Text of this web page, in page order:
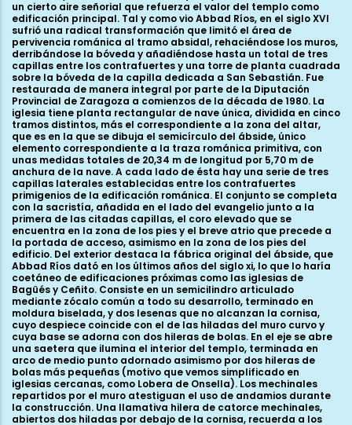
un cierto aire señorial que refuerza el valor del templo como
edificación principal. Tal y como vio Abbad Ríos, en el siglo XVI
sufrió una radical transformación que limitó el área de
pervivencia románica al tramo absidal, rehaciéndose los muros,
derribándose la bóveda y añadiéndose hasta un total de tres
capillas entre los contrafuertes y una torre de planta cuadrada
sobre la bóveda de la capilla dedicada a San Sebastián. Fue
restaurada de manera integral por parte de la Diputación
Provincial de Zaragoza a comienzos de la década de 1980. La
iglesia tiene planta rectangular de nave única, dividida en cinco
tramos distintos, más el correspondiente a la zona del altar,
que es en la que se dibuja el semicírculo del ábside, único
elemento correspondiente a la traza románica primitiva, con
unas medidas totales de 20,34 m de longitud por 5,70 m de
anchura de la nave. A cada lado de ésta hay una serie de tres
capillas laterales establecidas entre los contrafuertes
primigenios de la edificación románica. El conjunto se completa
con la sacristía, añadida en el lado del evangelio junto a la
primera de las citadas capillas, el coro elevado que se
encuentra en la zona de los pies y el breve atrio que precede a
la portada de acceso, asimismo en la zona de los pies del
edificio. Del exterior destaca la fábrica original del ábside, que
Abbad Ríos dató en los últimos años del siglo xi, lo que lo haría
coetáneo de edificaciones próximas como las iglesias de
Bagüés y Ceñito. Consiste en un semicilindro articulado
mediante zócalo común a todo su desarrollo, terminado en
moldura biselada, y dos lesenas que no alcanzan la cornisa,
cuyo despiece coincide con el de las hiladas del muro curvo y
cuya base se adorna con dos hileras de bolas. En el eje se abre
una saetera que ilumina el interior del templo, terminada en
arco de medio punto adornado asimismo por dos hileras de
bolas más pequeñas (motivo que vemos simplificado en
iglesias cercanas, como Lobera de Onsella). Los mechinales
repartidos por el muro atestiguan el uso de andamios durante
la construcción. Una llamativa hilera de catorce mechinales,
abiertos dos hiladas por debajo de la cornisa, recuerda a los